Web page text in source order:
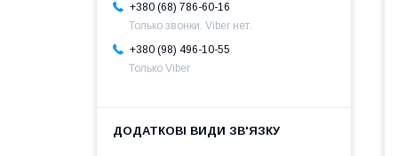
+380 (68) 786-60-16
Только звонки. Viber нет.
+380 (98) 496-10-55
Только Viber